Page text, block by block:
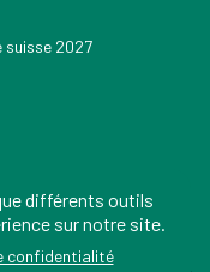
suisse 2027
différents outils
sur notre site.
confidentialité